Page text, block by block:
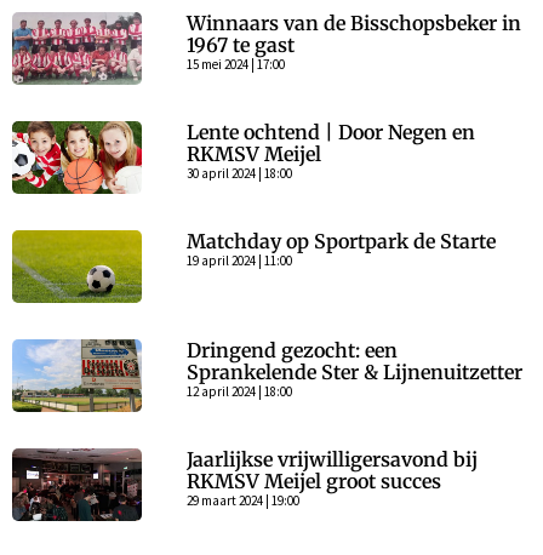
Winnaars van de Bisschopsbeker in
1967 te gast
15 mei 2024 | 17:00
Lente ochtend | Door Negen en
RKMSV Meijel
30 april 2024 | 18:00
Matchday op Sportpark de Starte
19 april 2024 | 11:00
Dringend gezocht: een
Sprankelende Ster & Lijnenuitzetter
12 april 2024 | 18:00
Jaarlijkse vrijwilligersavond bij
RKMSV Meijel groot succes
29 maart 2024 | 19:00